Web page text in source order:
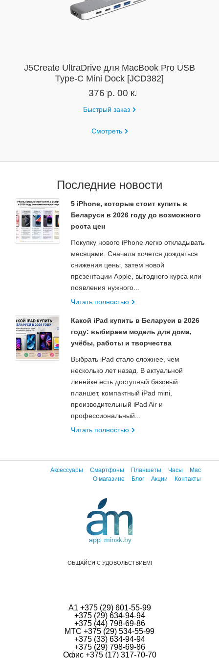
J5Create UltraDrive для MacBook Pro USB
Type-C Mini Dock [JCD382]
376 р. 00 к.
Быстрый заказ
Смотреть
Последние новости
5 iPhone, которые стоит купить в
Беларуси в 2026 году до возможного
роста цен
Покупку нового iPhone легко откладывать
месяцами. Сначала хочется дождаться
снижения цены, затем новой
презентации Apple, выгодного курса или
появления нужного...
Читать полностью
Какой iPad купить в Беларуси в 2026
году: выбираем модель для дома,
учёбы, работы и творчества
Выбрать iPad стало сложнее, чем
несколько лет назад. В актуальной
линейке есть доступный базовый
планшет, компактный iPad mini,
производительный iPad Air и
профессиональный...
Читать полностью
Аксессуары Смартфоны Планшеты Часы
Mac
О магазине
Блог Акции Контакты
ОБЩАЙСЯ С УДОВОЛЬСТВИЕМ!
А1 +375 (29) 601-55-99
+375 (29) 634-94-94
+375 (44) 798-69-86
МТС +375 (29) 534-55-99
+375 (33) 634-94-94
+375 (29) 798-69-86
Офис +375 (17) 317-70-70